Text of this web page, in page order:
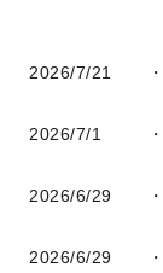
2026/7/21
2026/7/1
2026/6/29
2026/6/29